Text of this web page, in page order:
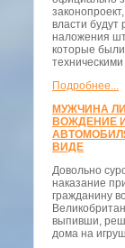
власти будут
наложения
которые
Подробнее...
МУЖЧИНА
ВОЖДЕНИЕ
ВИДЕ
Довольно
наказание
гражданину
выпивши,
дома на